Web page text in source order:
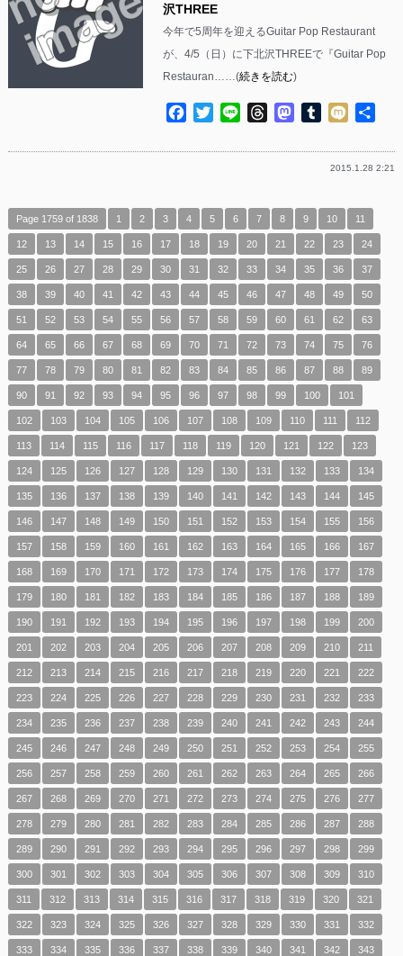
沢THREE
今年で5周年を迎えるGuitar Pop Restaurant
が、4/5（日）に下北沢THREEで『Guitar Pop
Restauran……(続きを読む)
Facebook
TwitterLine ThreadsMastodon
Tumblr
Mixi
2015.1.28 2:21
Page 1759 of 1838 1 2 3 4 5 6 7 8 9 10 11
12 13 14 15 16 17 18 19 20 21 22 23 24
25 26 27 28 29 30 31 32 33 34 35 36 37
38 39 40 41 42 43 44 45 46 47 48 49 50
51 52 53 54 55 56 57 58 59 60 61 62 63
64 65 66 67 68 69 70 71 72 73 74 75 76
77 78 79 80 81 82 83 84 85 86 87 88 89
90 91 92 93 94 95 96 97 98 99 100 101
102 103 104 105 106 107 108 109 110 111 112
113 114 115 116 117 118 119 120 121 122 123
124 125 126 127 128 129 130 131 132 133 134
135 136 137 138 139 140 141 142 143 144 145
146 147 148 149 150 151 152 153 154 155 156
157 158 159 160 161 162 163 164 165 166 167
168 169 170 171 172 173 174 175 176 177 178
179 180 181 182 183 184 185 186 187 188 189
190 191 192 193 194 195 196 197 198 199 200
201 202 203 204 205 206 207 208 209 210 211
212 213 214 215 216 217 218 219 220 221 222
223 224 225 226 227 228 229 230 231 232 233
234 235 236 237 238 239 240 241 242 243 244
245 246 247 248 249 250 251 252 253 254 255
256 257 258 259 260 261 262 263 264 265 266
267 268 269 270 271 272 273 274 275 276 277
278 279 280 281 282 283 284 285 286 287 288
289 290 291 292 293 294 295 296 297 298 299
300 301 302 303 304 305 306 307 308 309 310
311 312 313 314 315 316 317 318 319 320 321
322 323 324 325 326 327 328 329 330 331 332
333 334 335 336 337 338 339 340 341 342 343